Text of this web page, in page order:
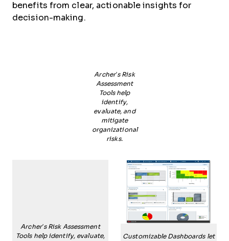
benefits from clear, actionable insights for
decision-making.
Archer’s Risk
Assessment
Tools help
identify,
evaluate, and
mitigate
organizational
risks.
Archer’s Risk Assessment
Tools help identify, evaluate,
Customizable Dashboards let